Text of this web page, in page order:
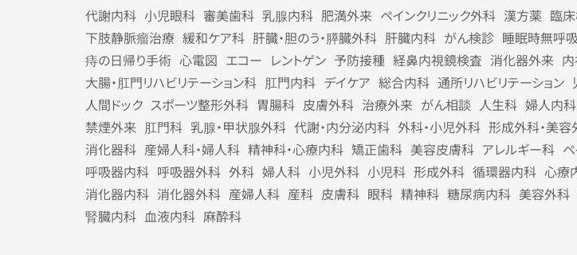
代謝内科 小児眼科 審美歯科 乳腺内科 肥満外来 ペインクリニック外科 漢方薬 臨
下肢静脈瘤治療 緩和ケア科 肝臓・胆のう・膵臓外科 肝臓内科 がん検診 睡眠時無呼
痔の日帰り手術 心電図 エコー レントゲン 予防接種 経鼻内視鏡検査 消化器外来
大腸・肛門リハビリテーション科 肛門内科 デイケア 総合内科 通所リハビリテーション
人間ドック スポーツ整形外科 胃腸科 皮膚外科 治療外来 がん相談 人生科 婦人内科
禁煙外来 肛門科 乳腺・甲状腺外科 代謝・内分泌内科 外科・小児外科 形成外科・美容
消化器科 産婦人科・婦人科 精神科・心療内科 矯正歯科 美容皮膚科 アレルギー科
呼吸器内科 呼吸器外科 外科 婦人科 小児外科 小児科 形成外科 循環器内科 心療
消化器内科 消化器外科 産婦人科 産科 皮膚科 眼科 精神科 糖尿病内科 美容外科
腎臓内科 血液内科 麻酔科